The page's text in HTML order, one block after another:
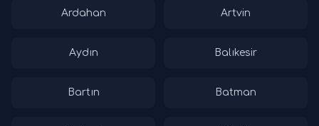
Ardahan Artvin
Aydın Balıkesir
Bartın Batman